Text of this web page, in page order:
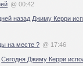
@ 00:42
назад Джиму Керри
на месте ? @ 17:46
Сегодня Джиму Керри